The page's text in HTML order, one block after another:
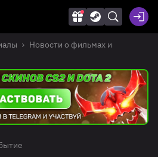
Новости о фильмах и